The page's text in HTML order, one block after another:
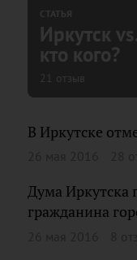
СТАТЬЯ
Иркутск
кто кого?
21 отзыв
В Иркутске
Дума Иркутска
гражданина